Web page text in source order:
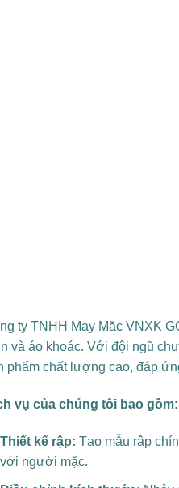
ty TNHH May Mặc VNXK
và áo khoác. Với đội ngũ
phẩm chất lượng cao, đáp
vụ của chúng tôi bao gồm:
Thiết kế rập: Tạo mẫu rập
với người mặc.